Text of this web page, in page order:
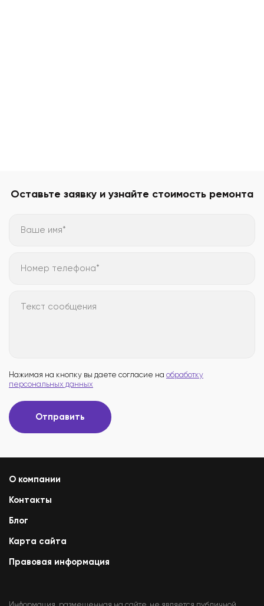
Оставьте заявку и узнайте стоимость ремонта
Ваше имя*
Номер телефона*
Текст сообщения
Нажимая на кнопку вы даете согласие на обработку
персональных данных
Отправить
О компании
Контакты
Блог
Карта сайта
Правовая информация